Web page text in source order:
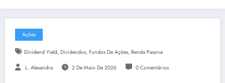
Ações
Dividend Yield, Dividendos, Fundos De Ações, Renda Passiva
L. Alexandra 2 De Maio De 2026 0 Comentários